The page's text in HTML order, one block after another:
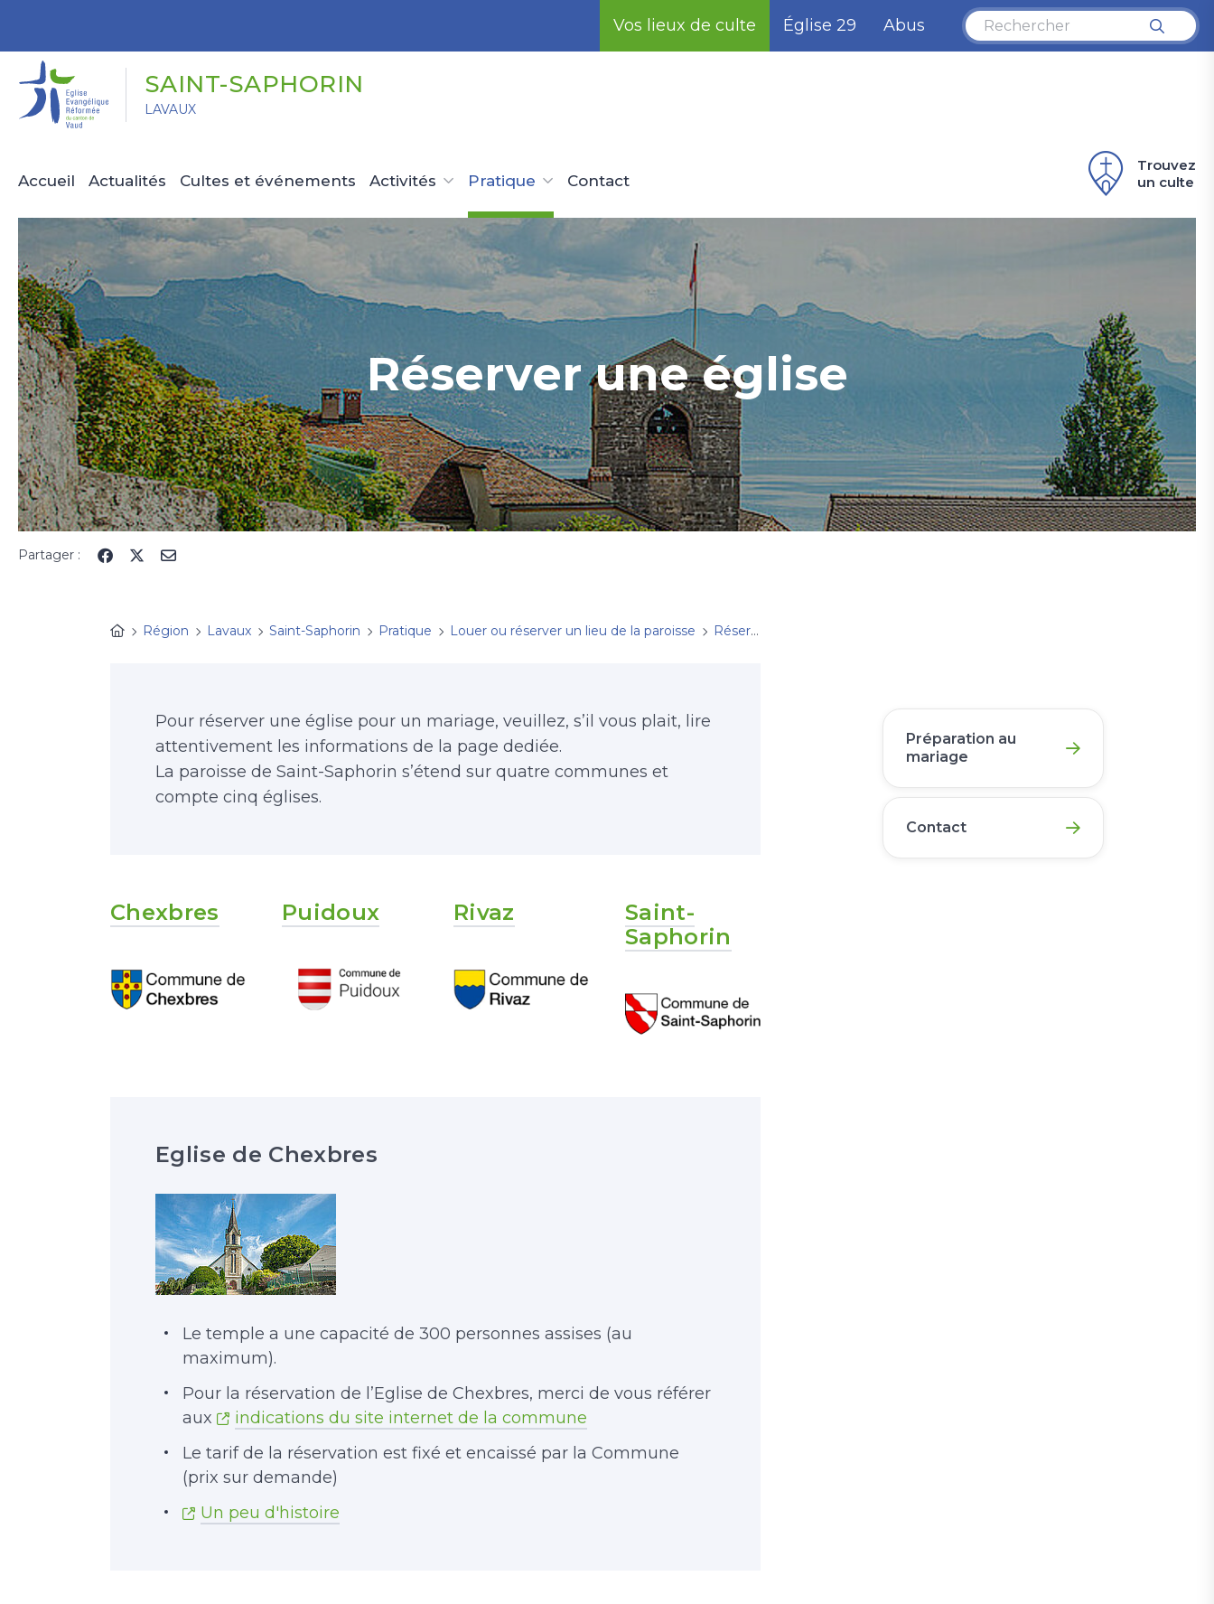
Vos lieux de culte Église 29 Abus
SAINT-SAPHORIN
LAVAUX
Accueil Actualités Cultes et événements Activités Pratique Contact
Trouvez
un culte
Réserver une église
Partager :
Région Lavaux Saint-Saphorin Pratique Louer ou réserver un lieu de la paroisse Réserver une église
Pour réserver une église pour un mariage, veuillez, s’il vous plait, lire
attentivement les informations de la page dediée.
La paroisse de Saint-Saphorin s’étend sur quatre communes et
compte cinq églises.
Chexbres Puidoux Rivaz
Saint-
Saphorin
Eglise de Chexbres
Le temple a une capacité de 300 personnes assises (au
maximum).
Pour la réservation de l’Eglise de Chexbres, merci de vous référer
aux
indications du site internet de la commune
Le tarif de la réservation est fixé et encaissé par la Commune
(prix sur demande)
Un peu d'histoire
Préparation au
mariage
Contact